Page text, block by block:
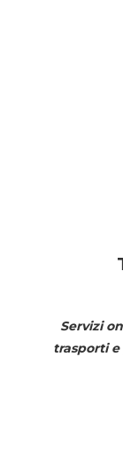
Servizi
trasporti